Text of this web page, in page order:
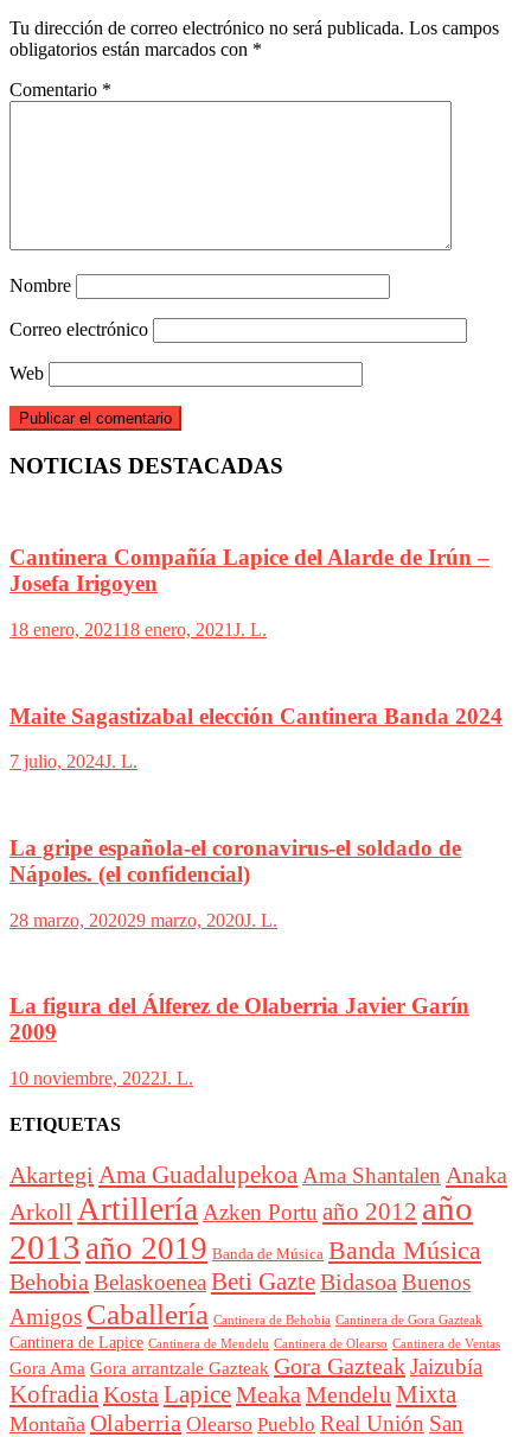
Tu dirección de correo electrónico no será publicada. Los campos
obligatorios están marcados con *
Comentario *
Nombre
Correo electrónico
Web
NOTICIAS DESTACADAS
Cantinera Compañía Lapice del Alarde de Irún –
Josefa Irigoyen
18 enero, 202118 enero, 2021J. L.
Maite Sagastizabal elección Cantinera Banda 2024
7 julio, 2024J. L.
La gripe española-el coronavirus-el soldado de
Nápoles. (el confidencial)
28 marzo, 202029 marzo, 2020J. L.
La figura del Álferez de Olaberria Javier Garín
2009
10 noviembre, 2022J. L.
ETIQUETAS
Akartegi Ama Guadalupekoa Ama Shantalen Anaka
Arkoll Artillería Azken Portu año 2012 año
2013 año 2019 Banda de Música Banda Música
Behobia Belaskoenea Beti GazteBidasoa Buenos
Amigos Caballería Cantinera de Behobia Cantinera de Gora Gazteak
Cantinera de Lapice Cantinera de Mendelu Cantinera de Olearso Cantinera de Ventas
Gora Ama Gora arrantzale Gazteak Gora GazteakJaizubía
Kofradia Kosta LapiceMeaka Mendelu Mixta
Montaña Olaberria Olearso Pueblo Real Unión San